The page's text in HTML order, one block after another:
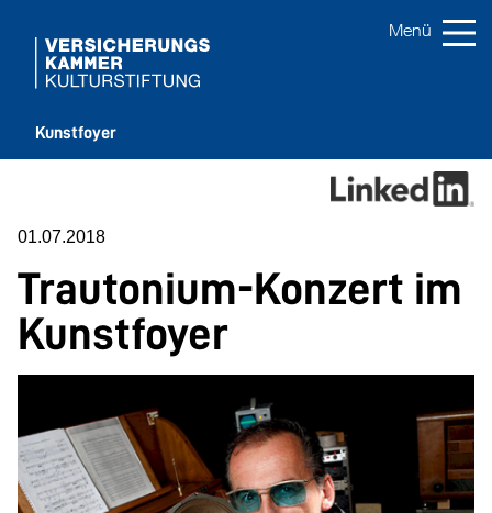
Kunstfoyer
01.07.2018
Trautonium-Konzert im
Kunstfoyer